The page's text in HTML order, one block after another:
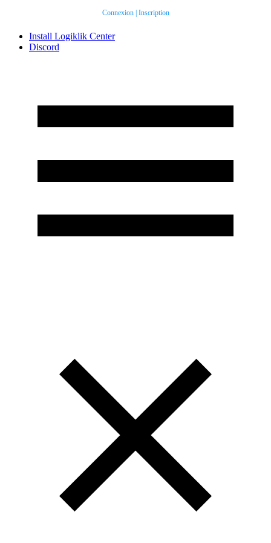
Connexion| Inscription
Install Logiklik Center
Discord